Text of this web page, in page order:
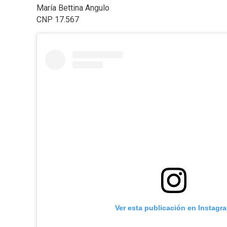
María Bettina Angulo
CNP 17.567
Ver esta publicación en